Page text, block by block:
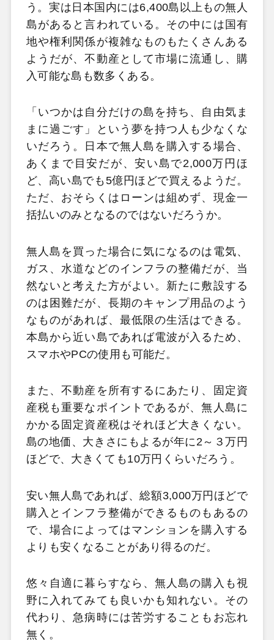
う。実は日本国内には6,400島以上もの無人
島があると言われている。その中には国有
地や権利関係が複雑なものもたくさんある
ようだが、不動産として市場に流通し、購
入可能な島も数多くある。
「いつかは自分だけの島を持ち、自由気ま
まに過ごす」という夢を持つ人も少なくな
いだろう。日本で無人島を購入する場合、
あくまで目安だが、安い島で2,000万円ほ
ど、高い島でも5億円ほどで買えるようだ。
ただ、おそらくはローンは組めず、現金一
括払いのみとなるのではないだろうか。
無人島を買った場合に気になるのは電気、
ガス、水道などのインフラの整備だが、当
然ないと考えた方がよい。新たに敷設する
のは困難だが、長期のキャンプ用品のよう
なものがあれば、最低限の生活はできる。
本島から近い島であれば電波が入るため、
スマホやPCの使用も可能だ。
また、不動産を所有するにあたり、固定資
産税も重要なポイントであるが、無人島に
かかる固定資産税はそれほど大きくない。
島の地価、大きさにもよるが年に2～３万円
ほどで、大きくても10万円くらいだろう。
安い無人島であれば、総額3,000万円ほどで
購入とインフラ整備ができるものもあるの
で、場合によってはマンションを購入する
よりも安くなることがあり得るのだ。
悠々自適に暮らすなら、無人島の購入も視
野に入れてみても良いかも知れない。その
代わり、急病時には苦労することもお忘れ
無く。